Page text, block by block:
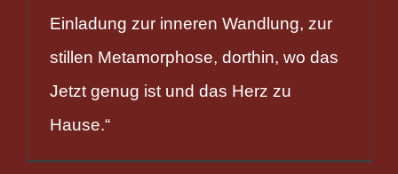
Einladung zur inneren Wandlung, zur
stillen Metamorphose, dorthin, wo das
Jetzt genug ist und das Herz zu
Hause.“